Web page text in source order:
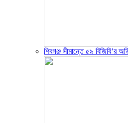
শিবগঞ্জ সীমান্তে ৫৯ বিজিবি’র